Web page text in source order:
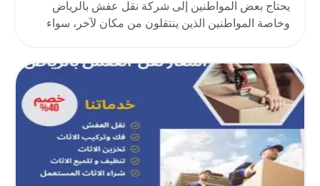
يحتاج بعض المواطنين إلى شركة نقل عفش بالرياض
وخاصة المواطنين الذين ينتقلون من مكان لآخر، سواء